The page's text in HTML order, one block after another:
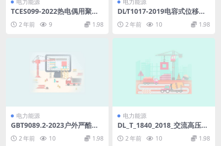
电力能源
TCES099-2022热电偶用聚全
氟乙丙烯绝缘补偿电缆(32.91
MB)pdf
2 年前 9 1.98
电力能源
DL∕T1017-2019电容式位移计
2 年前 10 1.98
电力能源
GBT9089.2-2023户外严酷条
般防护要求(11.84MB)pdf
2 年前 10 1.98
电力能源
DL_T_1840_2018_交流高压架
台_站_保护间距要求.pdf
2 年前 10 1.98